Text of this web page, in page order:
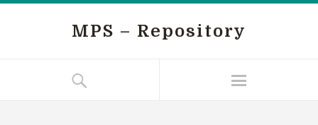
MPS – Repository